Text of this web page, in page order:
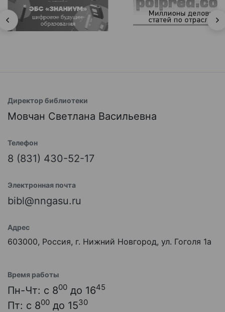
Директор библиотеки
Мовчан Светлана Васильевна
Телефон
8 (831) 430-52-17
Электронная почта
bibl@nngasu.ru
Адрес
603000, Россия, г. Нижний Новгород, ул. Гоголя 1а
Время работы
Пн-Чт: с 800 до 1645
Пт: с 800 до 1530